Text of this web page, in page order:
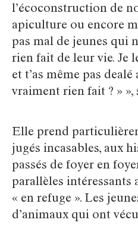
l’écoconstruction de
apiculture ou encore
pas mal de jeunes qui
rien fait de leur vie. Je
et t’as même pas dealé
vraiment rien fait ? » »,
Elle prend
jugés incasables, aux
passés de foyer en
parallèles intéressants
« en refuge ». Les
d’animaux qui ont